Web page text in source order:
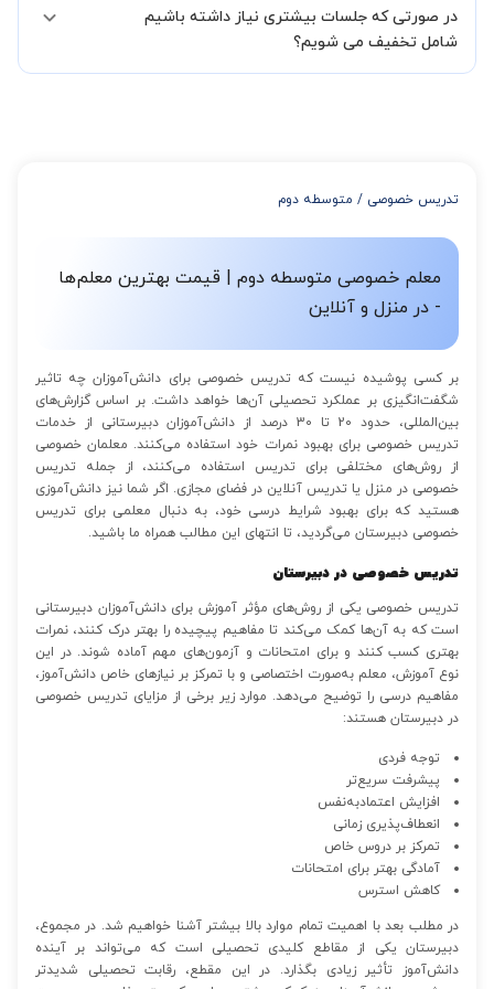
مدرس مشخص کند ابتدا باید جلسه اول کلاس درس شما با مدرس برگزار
شود تا با توجه به سطح شما و خواسته شما مدرس اعلام کنند که تقریبا
در صورتی که جلسات بیشتری نیاز داشته باشیم
شامل تخفیف می شویم؟
از 12 تا 15 جلسه: 7% تخفیف
تدریس خصوصی / متوسطه دوم
معلم خصوصی متوسطه دوم | قیمت بهترین معلم‌ها
- در منزل و آنلاین
بر کسی پوشیده نیست که تدریس خصوصی برای دانش‌آموزان چه تاثیر
شگفت‌انگیزی بر عملکرد تحصیلی آن‌ها خواهد داشت. بر اساس گزارش‌های
بین‌المللی، حدود 20 تا 30 درصد از دانش‌آموزان دبیرستانی از خدمات
تدریس خصوصی برای بهبود نمرات خود استفاده می‌کنند. معلمان خصوصی
از روش‌های مختلفی برای تدریس استفاده می‌کنند، از جمله تدریس
خصوصی در منزل یا تدریس آنلاین در فضای مجازی. اگر شما نیز دانش‌آموزی
هستید که برای بهبود شرایط درسی خود، به دنبال معلمی برای تدریس
خصوصی دبیرستان می‌گردید، تا انتهای این مطالب همراه ما باشید.
تدریس خصوصی در دبیرستان
تدریس خصوصی یکی از روش‌های مؤثر آموزش برای دانش‌آموزان دبیرستانی
است که به آن‌ها کمک می‌کند تا مفاهیم پیچیده را بهتر درک کنند، نمرات
بهتری کسب کنند و برای امتحانات و آزمون‌های مهم آماده شوند. در این
نوع آموزش، معلم به‌صورت اختصاصی و با تمرکز بر نیازهای خاص دانش‌آموز،
مفاهیم درسی را توضیح می‌دهد. موارد زیر برخی از مزایای تدریس خصوصی
در دبیرستان هستند:
توجه فردی
پیشرفت سریع‌تر
افزایش اعتمادبه‌نفس
انعطاف‌پذیری زمانی
تمرکز بر دروس خاص
آمادگی بهتر برای امتحانات
کاهش استرس
در مطلب بعد با اهمیت تمام موارد بالا بیشتر آشنا خواهیم شد. در مجموع،
دبیرستان یکی از مقاطع کلیدی تحصیلی است که می‌تواند بر آینده
دانش‌آموز تأثیر زیادی بگذارد. در این مقطع، رقابت تحصیلی شدیدتر